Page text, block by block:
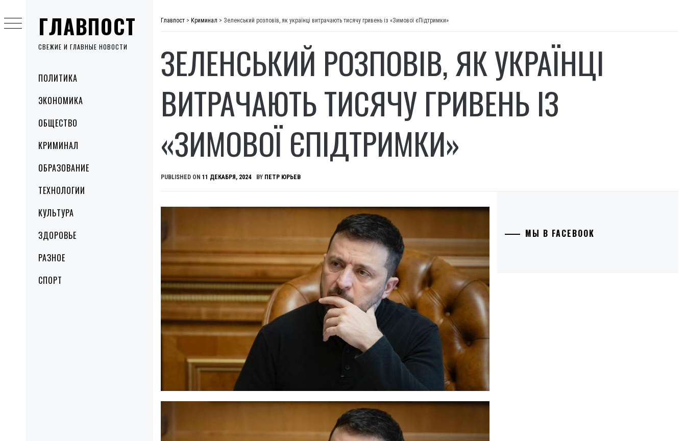
ГЛАВПОСТ
СВЕЖИЕ И ГЛАВНЫЕ НОВОСТИ
MenuПОЛИТИКА
ЭКОНОМИКА
ОБЩЕСТВО
КРИМИНАЛ
ОБРАЗОВАНИЕ
ТЕХНОЛОГИИ
КУЛЬТУРА
ЗДОРОВЬЕ
РАЗНОЕ
СПОРТ
to
content
Главпост > Криминал > Зеленський розповів, як українці витрачають тисячу гривень із «Зимової єПідтримки»
ЗЕЛЕНСЬКИЙ РОЗПОВІВ, ЯК УКРАЇНЦІ
ВИТРАЧАЮТЬ ТИСЯЧУ ГРИВЕНЬ ІЗ
«ЗИМОВОЇ ЄПІДТРИМКИ»
PUBLISHED ON 11 ДЕКАБРЯ, 2024 BY ПЕТР ЮРЬЕВ
МЫ В FACEBOOK